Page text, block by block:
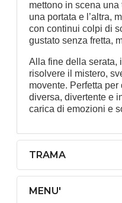
mettono in scena
una portata e l’altra,
con continui colpi di
gustato senza fretta,
Alla fine della serata,
risolvere il mistero,
movente. Perfetta
diversa, divertente e
carica di emozioni e
TRAMA
MENU'